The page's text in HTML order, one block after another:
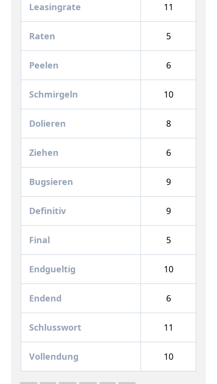
Leasingrate 11
Raten 5
Peelen 6
Schmirgeln 10
Dolieren 8
Ziehen 6
Bugsieren 9
Definitiv 9
Final 5
Endgueltig 10
Endend 6
Schlusswort 11
Vollendung 10